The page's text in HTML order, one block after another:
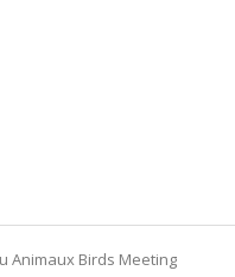
Animaux Birds Meeting